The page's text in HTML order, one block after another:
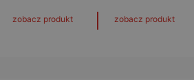
zobacz produkt zobacz produkt